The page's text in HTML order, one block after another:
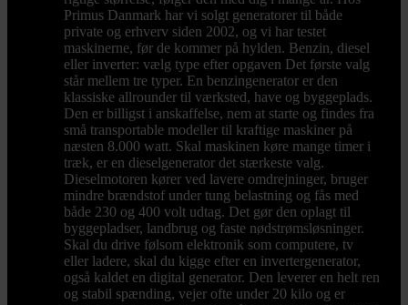
Primus Danmark har vi solgt generatorer til både
private og erhverv siden 2002, og vi har testet
maskinerne, før de kommer på hylden. Benzin, diesel
eller inverter: vælg type efter opgaven Det første valg
står mellem tre typer. En benzingenerator er den
klassiske allrounder til værksted, have og byggeplads.
Den er billigst i anskaffelse, nem at starte og findes fra
små transportable modeller til kraftige maskiner på
næsten 8.000 watt. Skal maskinen køre mange timer i
træk, er en dieselgenerator det stærkeste valg.
Dieselmotoren kører ved lavere omdrejninger, bruger
mindre brændstof under tung belastning og fås med
både 230 og 400 volt udtag. Det gør den oplagt til
byggepladser, landbrug og faste nødstrømsløsninger.
Skal du drive følsom elektronik som computere, tv
eller ladere, skal du kigge efter en invertergenerator,
også kaldet en digital generator. Den leverer en helt ren
og stabil spænding, vejer ofte under 20 kilo og er